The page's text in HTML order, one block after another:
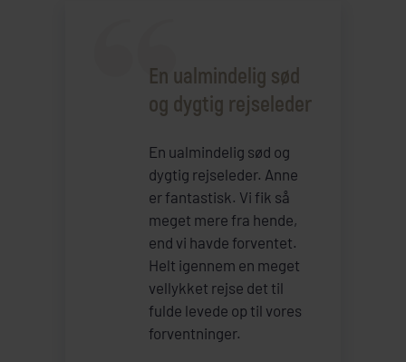
En ualmindelig sød
og dygtig rejseleder
En ualmindelig sød og
dygtig rejseleder. Anne
er fantastisk. Vi fik så
meget mere fra hende,
end vi havde forventet.
Helt igennem en meget
vellykket rejse det til
fulde levede op til vores
forventninger.